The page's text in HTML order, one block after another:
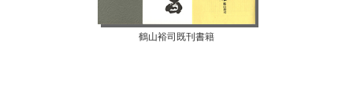
鶴山裕司既刊書籍